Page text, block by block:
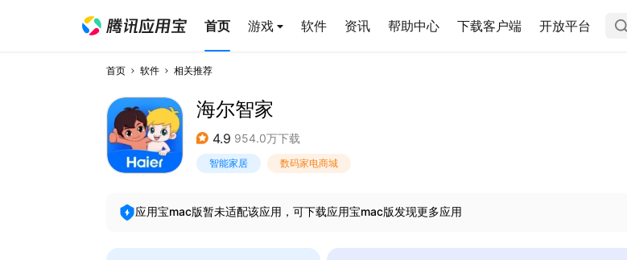
首页 游戏 软件 资讯 帮助中心 下载客户端 开放平台
首页 软件 相关推荐
海尔智家
4.9 954.0万下载
智能家居 数码家电商城
应用宝mac版暂未适配该应用，可下载应用宝mac版发现更多应用